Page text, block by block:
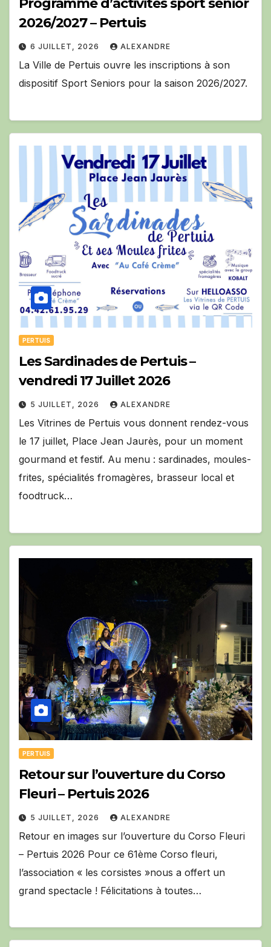
Programme d’activités sport senior
2026/2027 – Pertuis
6 JUILLET, 2026 ALEXANDRE
La Ville de Pertuis ouvre les inscriptions à son
dispositif Sport Seniors pour la saison 2026/2027.
PERTUIS
Les Sardinades de Pertuis –
vendredi 17 Juillet 2026
5 JUILLET, 2026 ALEXANDRE
Les Vitrines de Pertuis vous donnent rendez-vous
le 17 juillet, Place Jean Jaurès, pour un moment
gourmand et festif. Au menu : sardinades, moules-
frites, spécialités fromagères, brasseur local et
foodtruck…
PERTUIS
Retour sur l’ouverture du Corso
Fleuri – Pertuis 2026
5 JUILLET, 2026 ALEXANDRE
Retour en images sur l’ouverture du Corso Fleuri
– Pertuis 2026 Pour ce 61ème Corso fleuri,
l’association « les corsistes »nous a offert un
grand spectacle ! Félicitations à toutes…